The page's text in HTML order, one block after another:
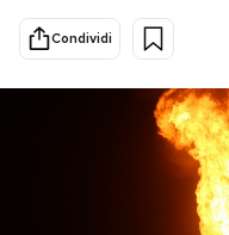
Sport
Condividi